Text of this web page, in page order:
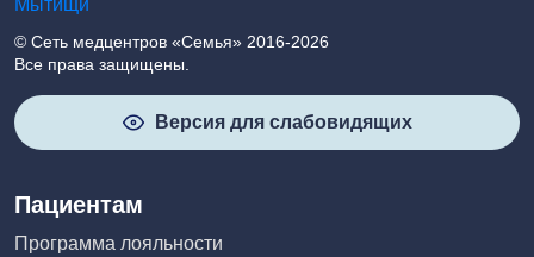
© Сеть медцентров «Семья» 2016-2026
Все права защищены.
Версия для слабовидящих
Пациентам
Программа лояльности